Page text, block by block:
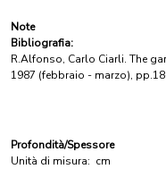
Note
Bibliografia:
R.Alfonso, Carlo Ciarli. The
1987 (febbraio - marzo),
Profondità/Spessore
Unità di misura: cm